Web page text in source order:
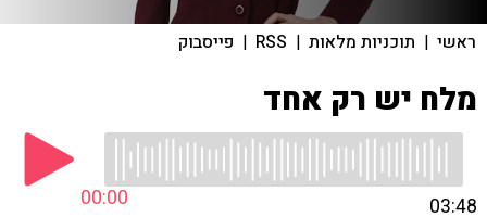
ראשי | תוכניות מלאות |
RSS
| פייסבוק
מלח יש רק אחד
00:00 03:48